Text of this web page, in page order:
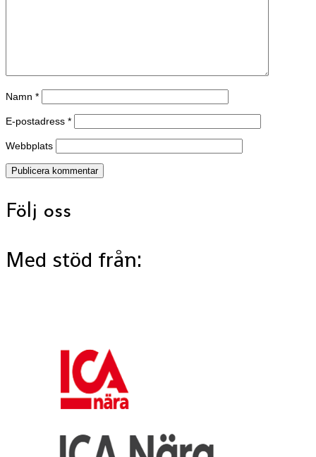
Namn *
E-postadress *
Webbplats
Följ oss
Med stöd från: